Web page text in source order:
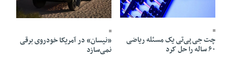
چت ‌جی‌پی‌تی یک مسئله ریاضی
۶۰ ساله را حل کرد
12 Ordibehesht 1405 - 16:05
«نیسان» در آمریکا خودروی برقی
نمی‌سازد